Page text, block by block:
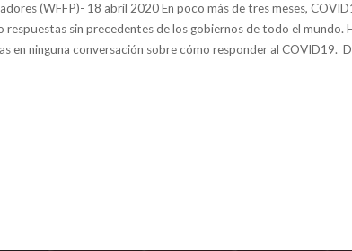
(WFFP)- 18 abril 2020 En poco más de tres meses,
respuestas sin precedentes de los gobiernos de todo el mundo.
en ninguna conversación sobre cómo responder al COVID19.